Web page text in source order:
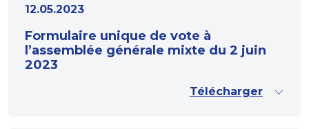
12.05.2023
Formulaire unique de vote à
l’assemblée générale mixte du 2 juin
2023
Télécharger